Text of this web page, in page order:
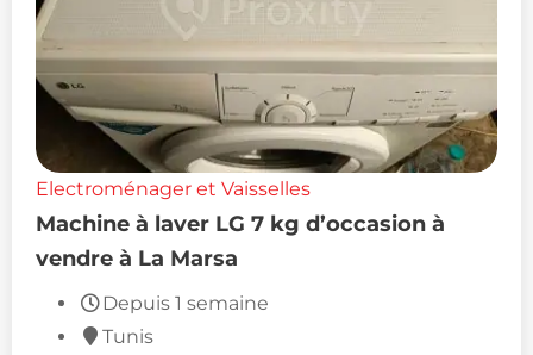
Electroménager et Vaisselles
Machine à laver LG 7 kg d’occasion à
vendre à La Marsa
Depuis 1 semaine
Tunis